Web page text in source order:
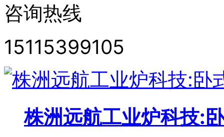
咨询热线
15115399105
株洲远航工业炉科技: